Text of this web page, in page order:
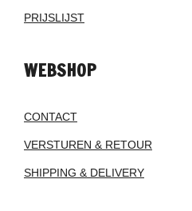
PRIJSLIJST
WEBSHOP
CONTACT
VERSTUREN & RETOUR
SHIPPING & DELIVERY